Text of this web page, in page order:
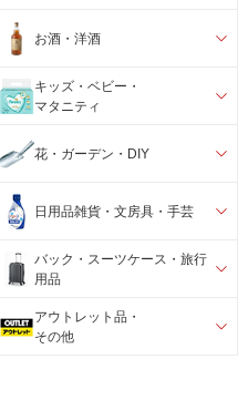
お酒・洋酒
キッズ・ベビー・
マタニティ
花・ガーデン・DIY
日用品雑貨・文房具・手芸
バック・スーツケース・旅行
用品
アウトレット品・
その他